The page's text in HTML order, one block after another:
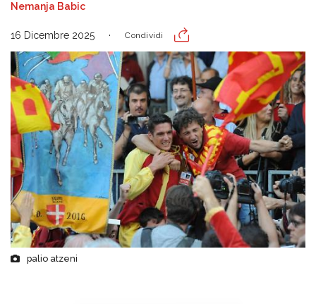
Nemanja Babic
16 Dicembre 2025 Condividi
palio atzeni